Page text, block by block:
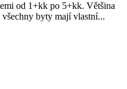
od 1+kk po 5+kk. Většina
byty mají vlastní...